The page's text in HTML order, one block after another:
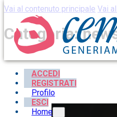
Vai al contenuto principale Vai
ACCEDI
REGISTRATI
Profilo
ESCI
Home
Categoria: